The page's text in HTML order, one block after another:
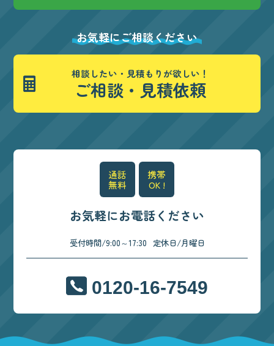
お気軽にご相談ください
相談したい・見積もりが欲しい！
ご相談・見積依頼
通話
無料
携帯
OK !
お気軽にお電話ください
受付時間/9:00～17:30 定休日/月曜日
0120-16-7549